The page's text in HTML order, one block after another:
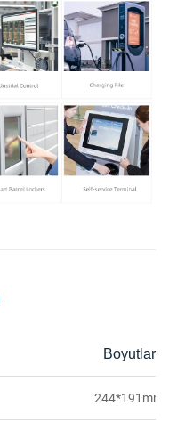
Boyutlar
244*191mm